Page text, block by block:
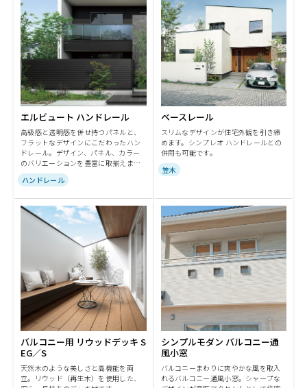
エルビュート ハンドレール
高級感と透明感を併せ持つパネルと、
フラットなデザインにこだわったハン
ドレール。デザイン、パネル、カラー
のバリエーションを豊富に取揃えまし
た。
ハンドレール
ベースレール
スリムなデザインが住宅外観を引き締
めます。シンプレオ ハンドレールとの
併用も可能です。
笠木
バルコニー用 リウッドデッキ S
EG／S
天然木のような美しさと高機能を両
立。リウッド（再生木）を使用した、
シンプルモダン バルコニー通
風小窓
バルコニーまわりに爽やかな風を取入
れるバルコニー通風小窓。シャープな